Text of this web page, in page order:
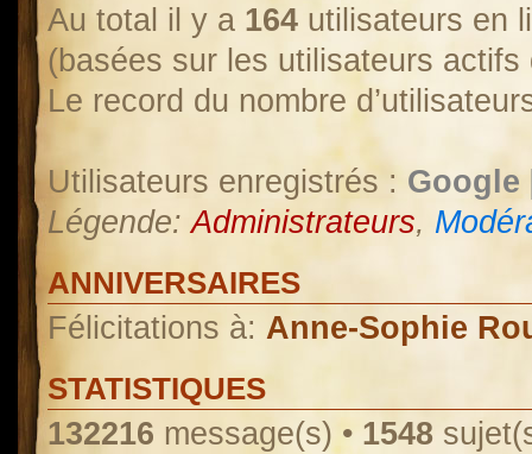
Au total il y a 164 utilisateurs en
(basées sur les utilisateurs
Le record du nombre
Utilisateurs enregistrés : Google
Légende:Administrateurs,
ANNIVERSAIRES
Félicitations à: Anne-Sophie
STATISTIQUES
132216 message(s) • 1548